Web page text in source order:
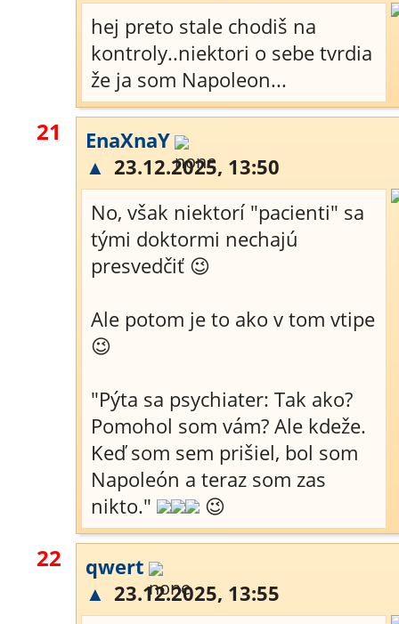
hej preto stale chodiš na
kontroly..niektori o sebe tvrdia
že ja som Napoleon...
21
EnaXnaY
▲ 23.12.2025, 13:50
No, však niektorí "pacienti" sa
tými doktormi nechajú
presvedčiť 😉
Ale potom je to ako v tom vtipe
😉
"Pýta sa psychiater: Tak ako?
Pomohol som vám? Ale kdeže.
Keď som sem prišiel, bol som
Napoleón a teraz som zas
nikto."
😉
22
qwert
▲ 23.12.2025, 13:55